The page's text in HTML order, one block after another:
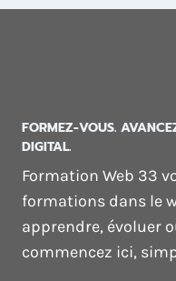
FORMEZ-VOUS.
DIGITAL.
Formation Web 33
formations dans le
apprendre, évoluer
commencez ici,